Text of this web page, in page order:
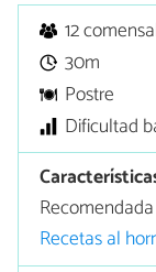
12
30m
Postre
Dificultad
Recetas al